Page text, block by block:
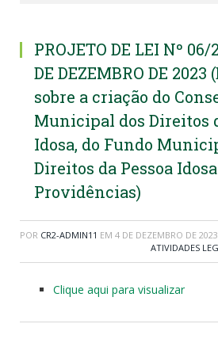
PROJETO DE LEI Nº 06/
DE DEZEMBRO DE 2023
sobre a criação do
Municipal dos Direitos
Idosa, do Fundo
Direitos da Pessoa
Providências)
POR CR2-ADMIN11 EM 4 DE DEZEMBRO DE 2023
ATIVIDADES
Clique aqui para visualizar